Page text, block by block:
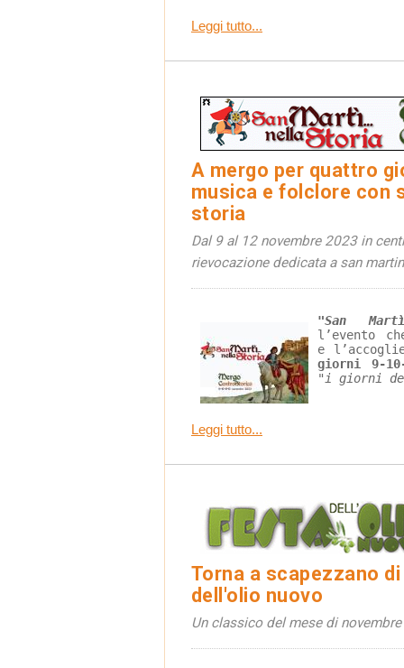
Leggi tutto...
A mergo per quattro
musica e folclore con
storia
Dal 9 al 12 novembre 2023 in
rievocazione dedicata a san
"San
l’evento
e
giorni 9-
"i giorni
Leggi tutto...
Torna a scapezzano
dell'olio nuovo
Un classico del mese di